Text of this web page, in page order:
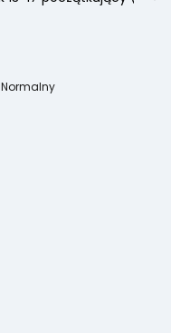
Normalny